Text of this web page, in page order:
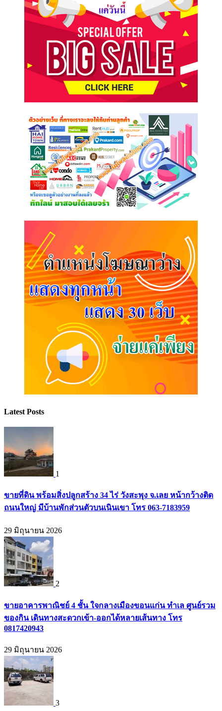
Latest Posts
1
ขายที่ดิน พร้อมสิ่งปลูกสร้าง 34 ไร่ วังสะพุง จ.เลย หน้ากว้างติด
ถนนใหญ่ มีบ้านพักส่วนตัวบนเนินเขา โทร 063-7183959
29 มิถุนายน 2026
2
ขายอาคารพาณิชย์ 4 ชั้น ใจกลางเมืองขอนแก่น ทำเล ศูนย์รวม
ของกิน เดินทางสะดวกเข้า-ออกได้หลายเส้นทาง โทร
0817420943
29 มิถุนายน 2026
3